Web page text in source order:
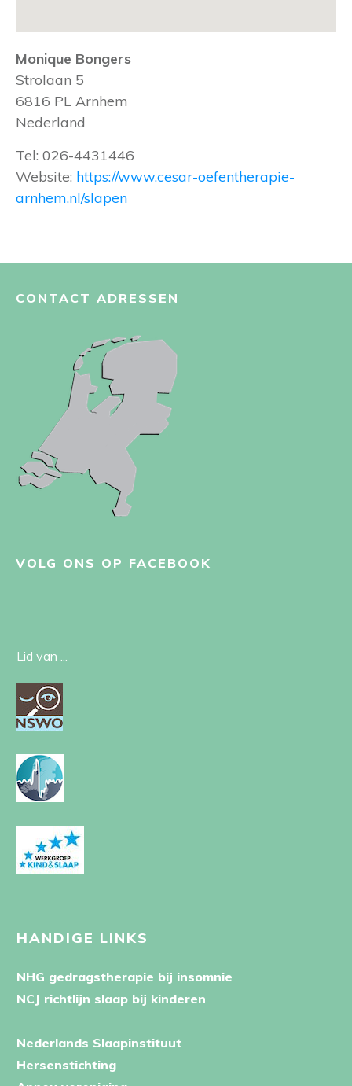
Monique Bongers
Strolaan 5
6816 PL Arnhem
Nederland
Tel: 026-4431446
Website: https://www.cesar-oefentherapie-
arnhem.nl/slapen
CONTACT ADRESSEN
VOLG ONS OP FACEBOOK
Lid van ...
HANDIGE LINKS
NHG gedragstherapie bij insomnie
NCJ richtlijn slaap bij kinderen
Nederlands Slaapinstituut
Hersenstichting